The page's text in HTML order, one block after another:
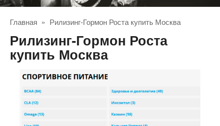
Главная » Рилизинг-Гормон Роста купить Москва
Рилизинг-Гормон Роста
купить Москва